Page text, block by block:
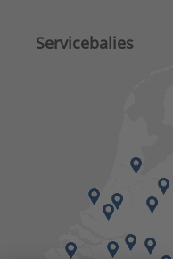
Servicebalies